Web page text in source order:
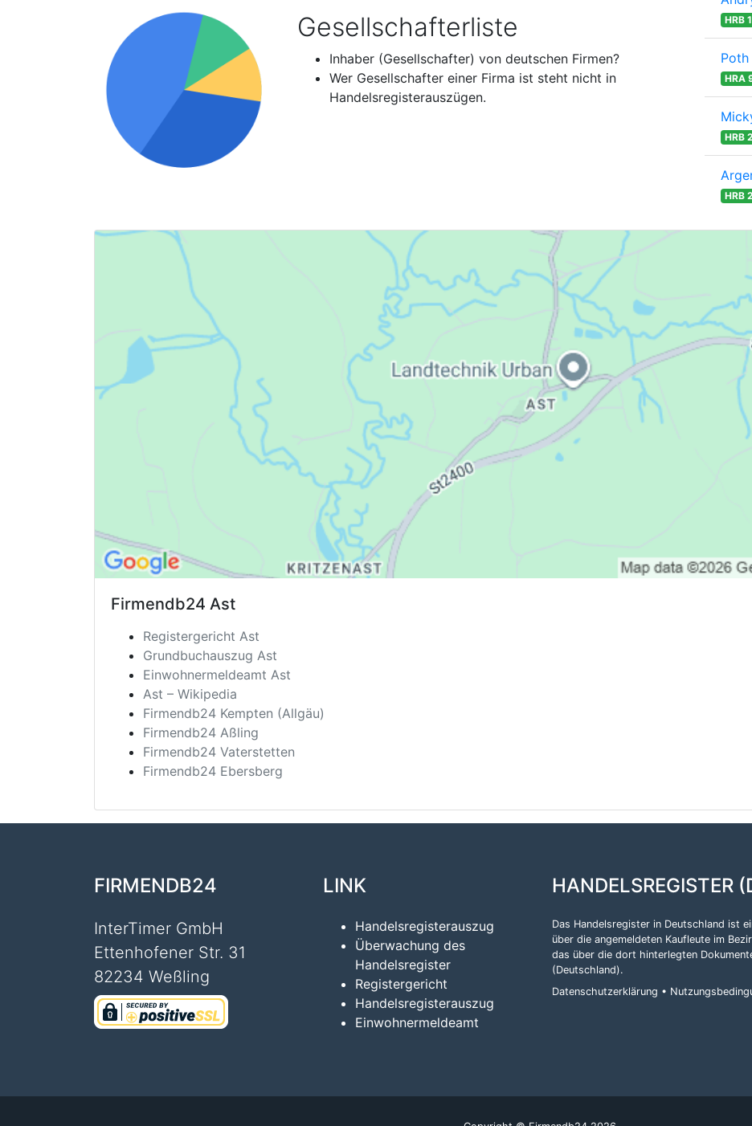
Gesellschafterliste
Inhaber (Gesellschafter) von deutschen Firmen?
Wer Gesellschafter einer Firma ist steht nicht in
Handelsregisterauszügen.
HRB
Poth
HRA
HRB
HRB
Firmendb24 Ast
Registergericht Ast
Grundbuchauszug Ast
Einwohnermeldeamt Ast
Ast – Wikipedia
Firmendb24 Kempten (Allgäu)
Firmendb24 Aßling
Firmendb24 Vaterstetten
Firmendb24 Ebersberg
FIRMENDB24
InterTimer GmbH
Ettenhofener Str. 31
82234 Weßling
LINK
Handelsregisterauszug
Überwachung des
Handelsregister
Registergericht
Handelsregisterauszug
Einwohnermeldeamt
HANDELSREGISTER
Das Handelsregister in Deutschland ist
über die angemeldeten Kaufleute im
das über die dort hinterlegten
(Deutschland).
Datenschutzerklärung •